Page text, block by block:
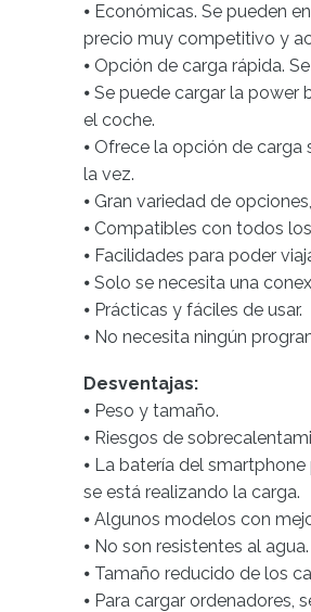
⦁ Económicas. Se pueden
precio muy competitivo y
⦁ Opción de carga rápida.
⦁ Se puede cargar la power
el coche.
⦁ Ofrece la opción de
la vez.
⦁ Gran variedad de
⦁ Compatibles con todos
⦁ Facilidades para poder
⦁ Solo se necesita una
⦁ Prácticas y fáciles de usar.
⦁ No necesita ningún
Desventajas:
⦁ Peso y tamaño.
⦁ Riesgos de
⦁ La batería del
se está realizando la carga.
⦁ Algunos modelos con
⦁ No son resistentes al agua.
⦁ Tamaño reducido de los
⦁ Para cargar ordenadores,